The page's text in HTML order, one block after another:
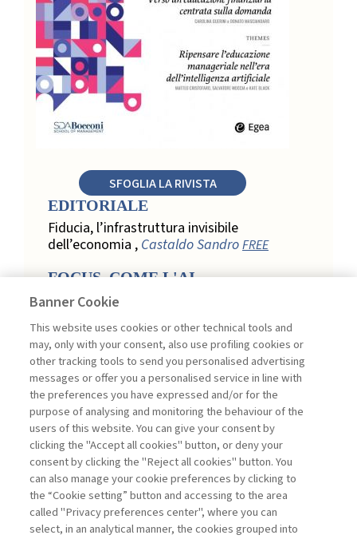
SFOGLIA LA RIVISTA
EDITORIALE
Fiducia, l’infrastruttura invisibile
dell’economia , Castaldo SandroFREE
FOCUS. COME L'AI
TRASFORMA LA LOYALTY
Relazione, personalizzazione e
misurazione: come l’AI trasforma la
loyalty nel retail ,Acconciamessa
Emanuele
Evidenze da uno studio qualitativo nel
retail: loyalty e fiducia nella
trasformazione digitale ,Penco Lara,
Testa Ginevra
Touchpoint ed enabler nella loyalty
digitale: un modello per progettare la
relazione con il cliente ,Ciacci Andrea,
Banner Cookie
This website uses cookies or other technical tools and
may, only with your consent, also use profiling cookies or
other tracking tools to send you personalised advertising
messages or offer you a personalised service in line with
the preferences you have expressed and/or for the
purpose of analysing and monitoring the behaviour of the
users of this website. You can give your consent by
clicking the "Accept all cookies" button, or deny your
consent by clicking the "Reject all cookies" button. You
can also manage your cookie preferences by clicking to
the “Cookie setting” button and accessing to the area
called "Privacy preferences center", where you can
select, in an analytical manner, the cookies grouped into